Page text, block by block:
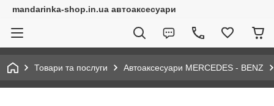
mandarinka-shop.in.ua автоаксесуари
Товари та послуги Автоаксесуари MERCEDES - BENZ